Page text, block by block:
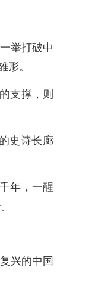
举打破中
形。
支撑，则
史诗长廊
年，一醒
兴的中国